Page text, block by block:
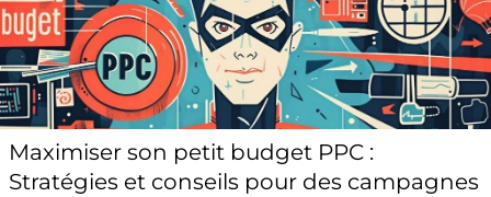
Maximiser son petit budget PPC :
Stratégies et conseils pour des campagnes